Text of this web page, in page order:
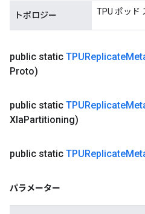
トポロジー TPU ポッド
public static TPUReplicate
Proto)
public static TPUReplicate
XlaPartitioning)
public static TPUReplicate
パラメーター